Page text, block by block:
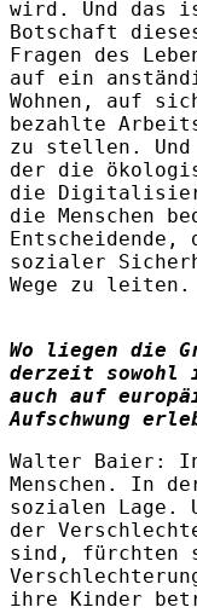
wird. Und das
Botschaft
Fragen des
auf ein
Wohnen, auf
bezahlte
zu stellen.
der die
die
die Menschen
Entscheidende,
sozialer
Wege zu leiten.
Wo liegen die
derzeit sowohl
auch auf
Aufschwung
Walter Baier :
Menschen. In
sozialen Lage.
der
sind, fürchten
ihre Kinder